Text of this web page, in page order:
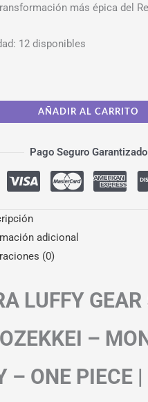
más épica del
12 disponibles
AÑADIR AL CARRITO
Pago Seguro Garantizado
adicional
(0)
LUFFY GEAR
–
– ONE PIECE |